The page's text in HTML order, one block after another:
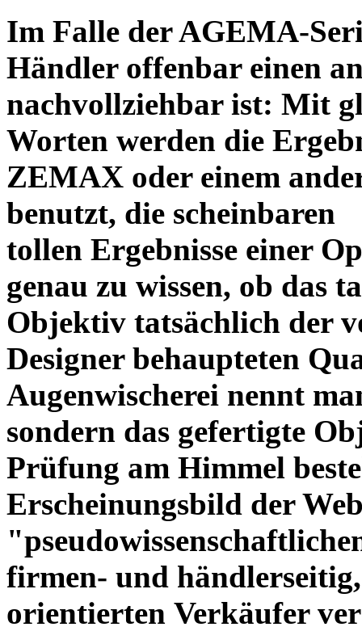
Im Falle der AGEMA-
Händler offenbar einen
nachvollziehbar ist: Mit
Worten werden die
ZEMAX oder einem
benutzt, die scheinbaren
tollen Ergebnisse einer
genau zu wissen, ob das
Objektiv tatsächlich der
Designer behaupteten
Augenwischerei nennt
sondern das gefertigte
Prüfung am Himmel
Erscheinungsbild der
firmen- und
orientierten Verkäufer